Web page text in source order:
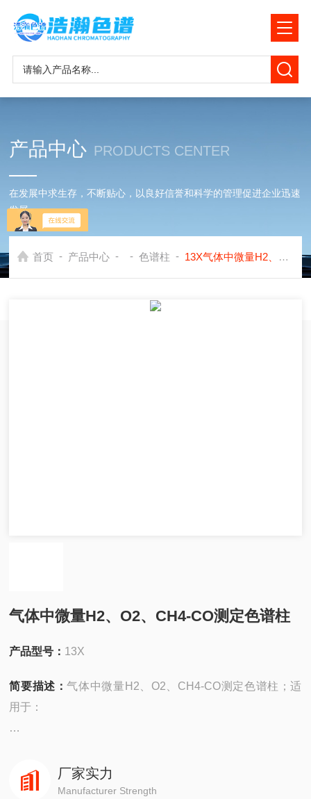
产品中心 PRODUCTS CENTER
在发展中求生存，不断贴心，以良好信誉和科学的管理促进企业迅速
发展
首页 - 产品中心 - - 色谱柱 - 13X气体中微量H2、O2、CH4-CO测定色谱柱
气体中微量H2、O2、CH4-CO测定色谱柱
产品型号： 13X
简要描述：气体中微量H2、O2、CH4-CO测定色谱柱；适
用于：
4890,5890,6890,7820,7890,8860,8890
厂家实力
Manufacturer Strength